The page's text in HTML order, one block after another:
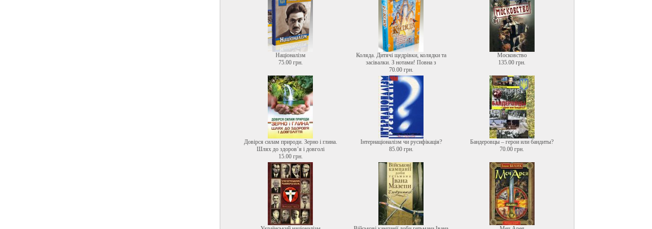
Націоналізм
75.00 грн.
Коляда. Дитячі щедрівки, колядки та
засівалки. З нотами! Повна з
70.00 грн.
Московство
135.00 грн.
Довірся силам природи. Зерно і глина.
Шлях до здоров’я і довголі
15.00 грн.
Інтернаціоналізм чи русифікація?
85.00 грн.
Бандеровцы – герои или бандиты?
70.00 грн.